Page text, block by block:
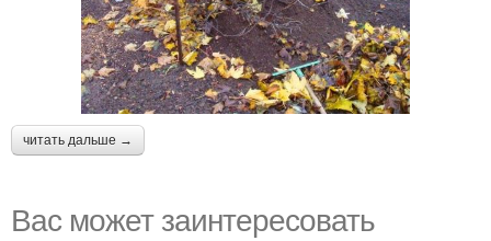
читать дальше →
Вас может заинтересовать